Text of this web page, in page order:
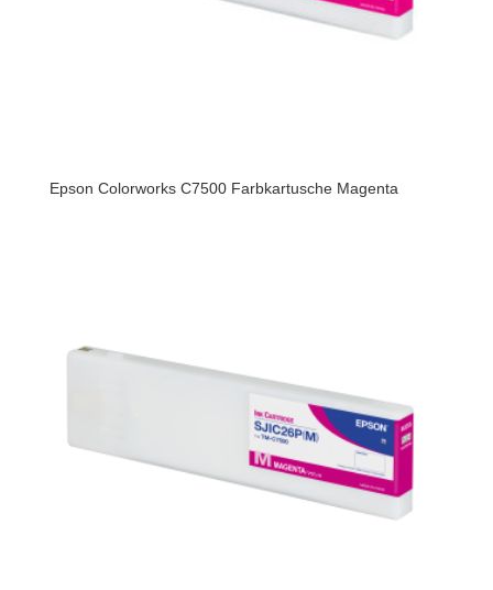
Epson Colorworks C7500 Farbkartusche Magenta